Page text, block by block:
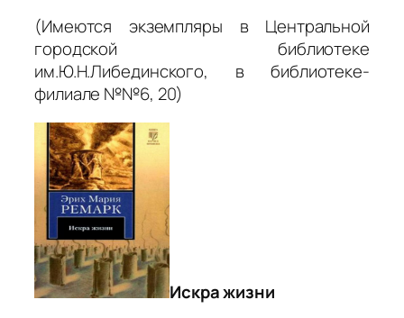
(Имеются экземпляры в Центральной
городской библиотеке
им.Ю.Н.Либединского, в библиотеке-
филиале №№6, 20)
Искра жизни